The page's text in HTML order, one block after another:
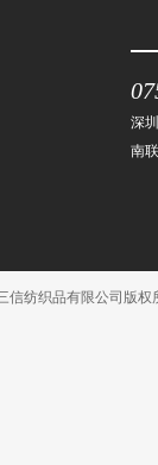
深
南
信纺织品有限公司版权